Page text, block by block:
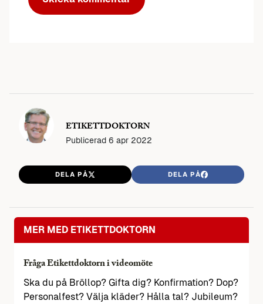
ETIKETTDOKTORN
Publicerad 6 apr 2022
DELA PÅ DELA PÅ
MER MED ETIKETTDOKTORN
Fråga Etikettdoktorn i videomöte
Ska du på Bröllop? Gifta dig? Konfirmation? Dop?
Personalfest? Välja kläder? Hålla tal? Jubileum?